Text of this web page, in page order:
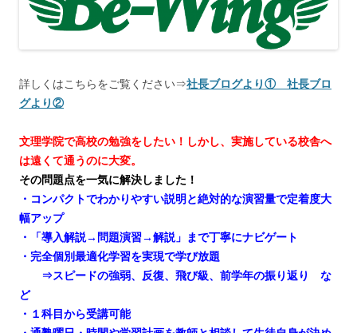
詳しくはこちらをご覧ください⇒社長ブログより①
社長ブロ
グより②
文理学院で高校の勉強をしたい！しかし、実施している校舎へ
は遠くて通うのに大変。
その問題点を一気に解決しました！
・コンパクトでわかりやすい説明と絶対的な演習量で定着度大
幅アップ
・「導入解説→問題演習→解説」まで丁寧にナビゲート
・完全個別最適化学習を実現で学び放題
⇒スピードの強弱、反復、飛び級、前学年の振り返り な
ど
・１科目から受講可能